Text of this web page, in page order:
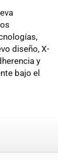
diseño, X-
y
bajo el